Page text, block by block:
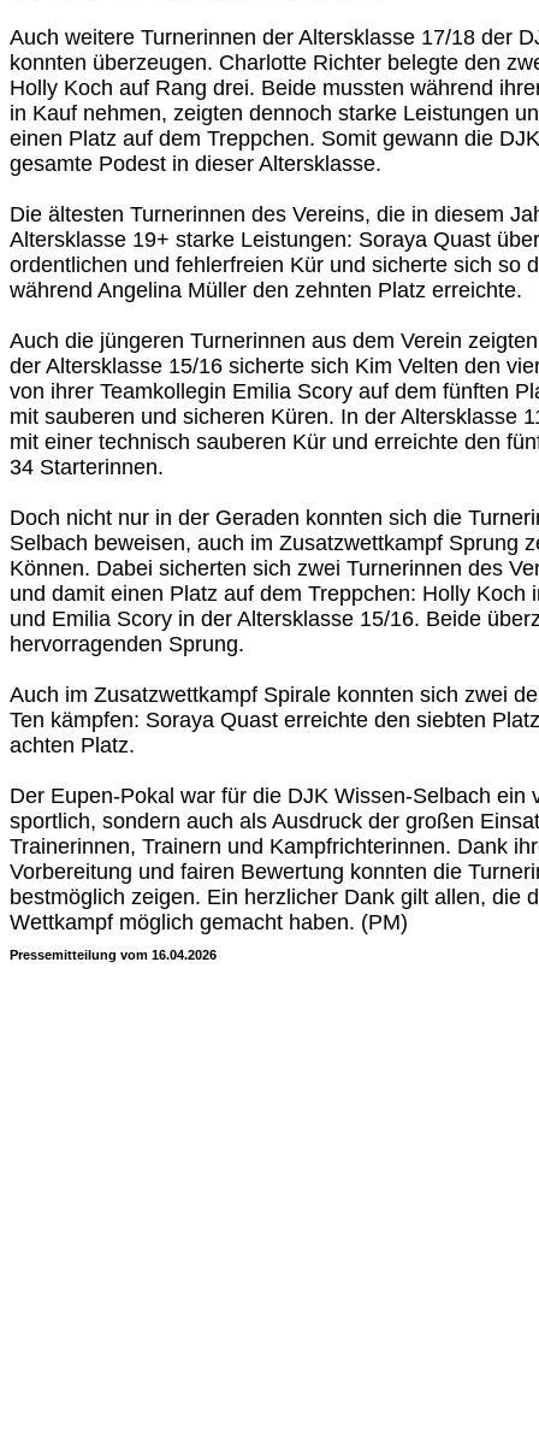
Auch weitere Turnerinnen der Altersklasse 17/18 der
konnten überzeugen. Charlotte Richter belegte den
Holly Koch auf Rang drei. Beide mussten während
in Kauf nehmen, zeigten dennoch starke Leistungen
einen Platz auf dem Treppchen. Somit gewann die
gesamte Podest in dieser Altersklasse.
Die ältesten Turnerinnen des Vereins, die in diesem
Altersklasse 19+ starke Leistungen: Soraya Quast
ordentlichen und fehlerfreien Kür und sicherte sich so
während Angelina Müller den zehnten Platz erreichte.
Auch die jüngeren Turnerinnen aus dem Verein
der Altersklasse 15/16 sicherte sich Kim Velten den
von ihrer Teamkollegin Emilia Scory auf dem fünften
mit sauberen und sicheren Küren. In der Altersklasse
mit einer technisch sauberen Kür und erreichte den
34 Starterinnen.
Doch nicht nur in der Geraden konnten sich die
Selbach beweisen, auch im Zusatzwettkampf Sprung
Können. Dabei sicherten sich zwei Turnerinnen des
und damit einen Platz auf dem Treppchen: Holly Koch
und Emilia Scory in der Altersklasse 15/16. Beide
hervorragenden Sprung.
Auch im Zusatzwettkampf Spirale konnten sich zwei
Ten kämpfen: Soraya Quast erreichte den siebten
achten Platz.
Der Eupen-Pokal war für die DJK Wissen-Selbach ein
sportlich, sondern auch als Ausdruck der großen
Trainerinnen, Trainern und Kampfrichterinnen. Dank
Vorbereitung und fairen Bewertung konnten die
bestmöglich zeigen. Ein herzlicher Dank gilt allen, die
Wettkampf möglich gemacht haben. (PM)
Pressemitteilung vom 16.04.2026